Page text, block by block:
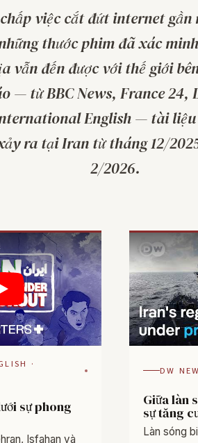
việc cắt đứt internet gần
thước phim đã xác
vẫn đến được với thế giới
— từ BBC News, France 24,
English — tài liệu
ra tại Iran từ tháng 12/
2/2026.
·
sự phong
Isfahan và
DW
Giữa làn
sự tăng
Làn sóng